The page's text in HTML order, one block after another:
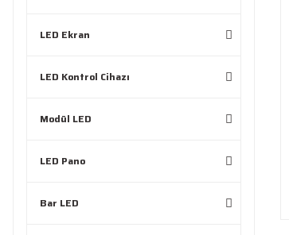
LED Ekran
LED Kontrol Cihazı
Modül LED
LED Pano
Bar LED